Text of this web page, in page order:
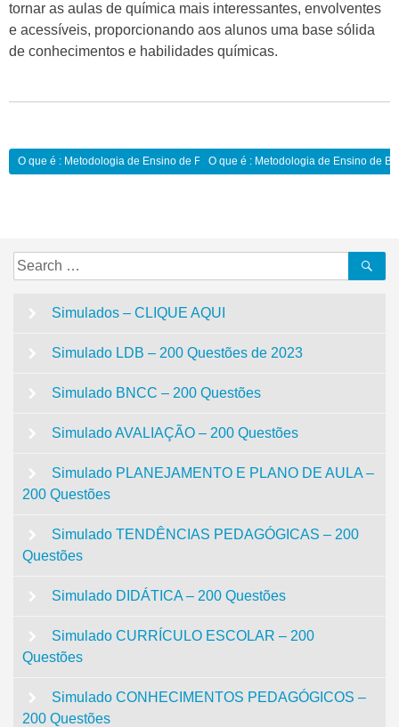
tornar as aulas de química mais interessantes, envolventes
e acessíveis, proporcionando aos alunos uma base sólida
de conhecimentos e habilidades químicas.
Navegação
O que é : Metodologia de Ensino de Física:O que é : Metodologia de Ensino de
Search
for:
Simulados – CLIQUE AQUI
Simulado LDB – 200 Questões de 2023
Simulado BNCC – 200 Questões
Simulado AVALIAÇÃO – 200 Questões
Simulado PLANEJAMENTO E PLANO DE AULA –
200 Questões
Simulado TENDÊNCIAS PEDAGÓGICAS – 200
Questões
Simulado DIDÁTICA – 200 Questões
Simulado CURRÍCULO ESCOLAR – 200
Questões
Simulado CONHECIMENTOS PEDAGÓGICOS –
200 Questões